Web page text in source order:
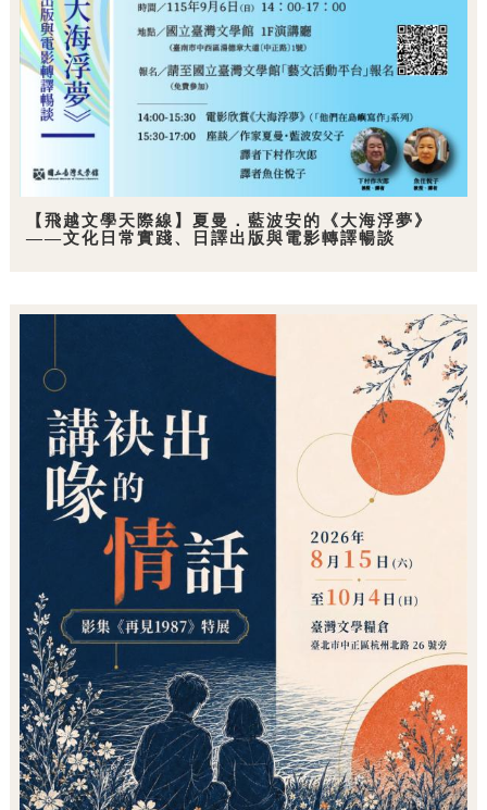
【飛越文學天際線】夏曼．藍波安的《大海浮夢》
——文化日常實踐、日譯出版與電影轉譯暢談